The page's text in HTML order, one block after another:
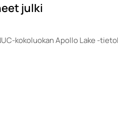
julki
kokoluokan Apollo Lake -